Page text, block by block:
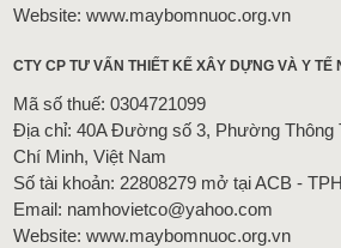
Website: www.maybomnuoc.org.vn
CTY CP TƯ VẤN THIẾT KẾ XÂY DỰNG VÀ Y TẾ
Mã số thuế: 0304721099
Địa chỉ: 40A Đường số 3, Phường Thông
Chí Minh, Việt Nam
Số tài khoản: 22808279 mở tại ACB -
Email: namhovietco@yahoo.com
Website: www.maybomnuoc.org.vn